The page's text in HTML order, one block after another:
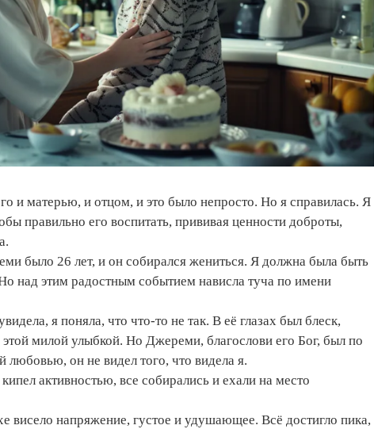
и матерью, и отцом, и это было непросто. Но я справилась. Я
правильно его воспитать, прививая ценности доброты,
было 26 лет, и он собирался жениться. Я должна была быть
над этим радостным событием нависла туча по имени
я поняла, что что-то не так. В её глазах был блеск,
этой милой улыбкой. Но Джереми, благослови его Бог, был по
он не видел того, что видела я.
активностью, все собирались и ехали на место
висело напряжение, густое и удушающее. Всё достигло пика,